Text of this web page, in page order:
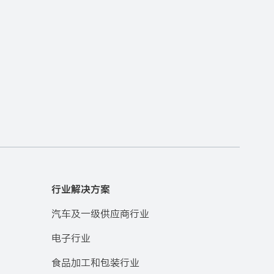
行业解决方案
汽车及一级供应商行业
电子行业
食品加工和包装行业